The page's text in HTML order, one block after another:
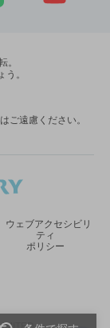
。
。
ご遠慮ください。
ウェブアクセシビリ
ティ
ポリシー
ィンドウで開く